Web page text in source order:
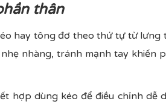
thân
hay tông đơ theo thứ tự từ lưng
nhàng, tránh mạnh tay khiến
hợp dùng kéo để điều chỉnh dễ